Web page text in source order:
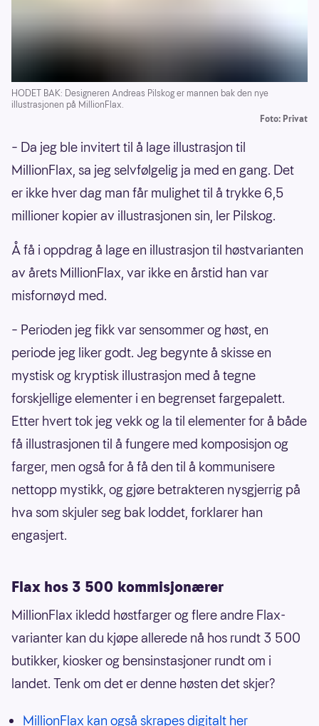
HODET BAK: Designeren Andreas Pilskog er mannen bak den nye
illustrasjonen på MillionFlax.
Foto: Privat
– Da jeg ble invitert til å lage illustrasjon til
MillionFlax, sa jeg selvfølgelig ja med en gang. Det
er ikke hver dag man får mulighet til å trykke 6,5
millioner kopier av illustrasjonen sin, ler Pilskog.
Å få i oppdrag å lage en illustrasjon til høstvarianten
av årets MillionFlax, var ikke en årstid han var
misfornøyd med.
– Perioden jeg fikk var sensommer og høst, en
periode jeg liker godt. Jeg begynte å skisse en
mystisk og kryptisk illustrasjon med å tegne
forskjellige elementer i en begrenset fargepalett.
Etter hvert tok jeg vekk og la til elementer for å både
få illustrasjonen til å fungere med komposisjon og
farger, men også for å få den til å kommunisere
nettopp mystikk, og gjøre betrakteren nysgjerrig på
hva som skjuler seg bak loddet, forklarer han
engasjert.
Flax hos 3 500 kommisjonærer
MillionFlax ikledd høstfarger og flere andre Flax-
varianter kan du kjøpe allerede nå hos rundt 3 500
butikker, kiosker og bensinstasjoner rundt om i
landet. Tenk om det er denne høsten det skjer?
MillionFlax kan også skrapes digitalt her